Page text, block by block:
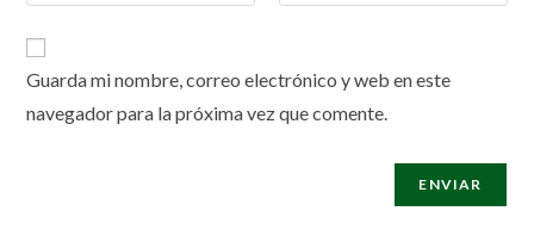
Guarda mi nombre, correo electrónico y web en este
navegador para la próxima vez que comente.